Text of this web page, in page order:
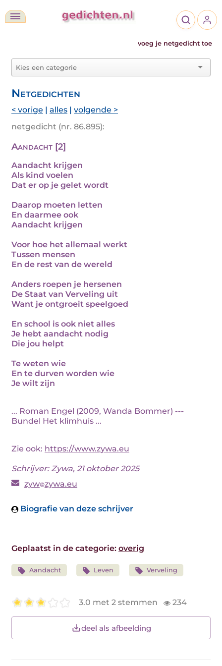
voeg je netgedicht toe
Netgedichten
< vorige | alles | volgende >
netgedicht (nr. 86.895):
Aandacht [2]
Aandacht krijgen
Als kind voelen
Dat er op je gelet wordt
Daarop moeten letten
En daarmee ook
Aandacht krijgen
Voor hoe het allemaal werkt
Tussen mensen
En de rest van de wereld
Anders roepen je hersenen
De Staat van Verveling uit
Want je ontgroeit speelgoed
En school is ook niet alles
Je hebt aandacht nodig
Die jou helpt
Te weten wie
En te durven worden wie
Je wilt zijn
... Roman Engel (2009, Wanda Bommer) ---
Bundel Het klimhuis ...
Zie ook: https://www.zywa.eu
Schrijver:Zywa, 21 oktober 2025
zyw zywa.eu
Biografie van deze schrijver
Geplaatst in de categorie: overig
Aandacht Leven Verveling
3.0 met 2 stemmen 234
deel als afbeelding